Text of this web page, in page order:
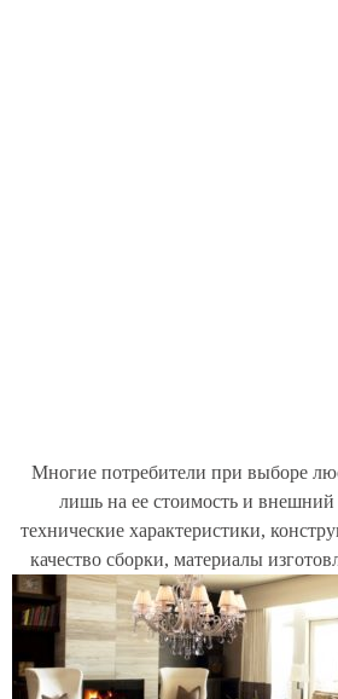
Многие потребители при выборе
лишь на ее стоимость и
технические характеристики,
качество сборки, материалы